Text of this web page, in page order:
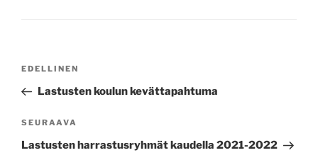
Edellinen
artikkeli
EDELLINEN
Lastusten koulun kevättapahtuma
Seuraava
artikkeli
SEURAAVA
Lastusten harrastusryhmät kaudella 2021-2022